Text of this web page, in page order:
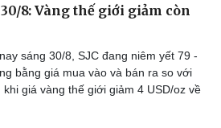
8: Vàng thế giới giảm còn
sáng 30/8, SJC đang niêm yết 79 -
bằng giá mua vào và bán ra so với
giá vàng thế giới giảm 4 USD/oz về